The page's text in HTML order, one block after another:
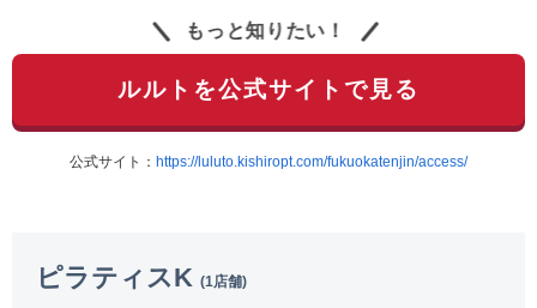
もっと知りたい！
ルルトを公式サイトで見る
公式サイト： https://luluto.kishiropt.com/fukuokatenjin/access/
ピラティスK (1店舗)